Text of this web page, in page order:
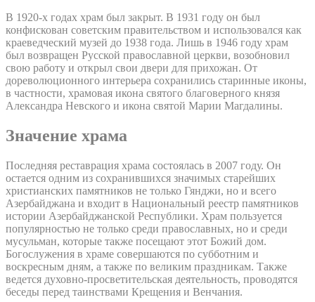
В 1920-х годах храм был закрыт. В 1931 году он был
конфискован советским правительством и использовался как
краеведческий музей до 1938 года. Лишь в 1946 году храм
был возвращен Русской православной церкви, возобновил
свою работу и открыл свои двери для прихожан. От
дореволюционного интерьера сохранились старинные иконы,
в частности, храмовая икона святого благоверного князя
Александра Невского и икона святой Марии Магдалины.
Значение храма
Последняя реставрация храма состоялась в 2007 году. Он
остается одним из сохранившихся значимых старейших
христианских памятников не только Гянджи, но и всего
Азербайджана и входит в Национальный реестр памятников
истории Азербайджанской Республики. Храм пользуется
популярностью не только среди православных, но и среди
мусульман, которые также посещают этот Божий дом.
Богослужения в храме совершаются по субботним и
воскресным дням, а также по великим праздникам. Также
ведется духовно-просветительская деятельность, проводятся
беседы перед таинствами Крещения и Венчания.